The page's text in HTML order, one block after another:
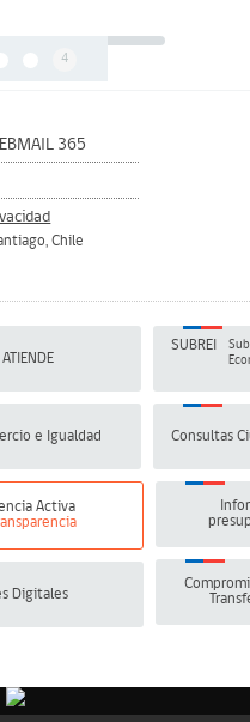
4
365
Chile
SUBREI
e Igualdad Consultas
Activa
Digitales